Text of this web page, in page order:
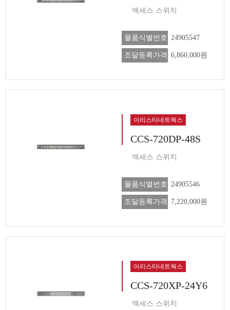
엑세스 스위치
물품식별번호 24905547
조달등록가격 6,860,000원
아리스타네트웍스
CCS-720DP-48S
엑세스 스위치
물품식별번호 24905546
조달등록가격 7,220,000원
아리스타네트웍스
CCS-720XP-24Y6
엑세스 스위치